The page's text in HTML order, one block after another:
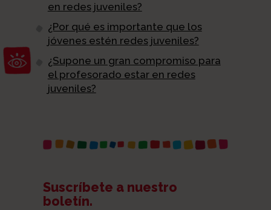
Abrir barra de herramientas
en redes juveniles?
¿Por qué es importante que los
jóvenes estén redes juveniles?
¿Supone un gran compromiso para
el profesorado estar en redes
juveniles?
Suscríbete a nuestro
boletín.